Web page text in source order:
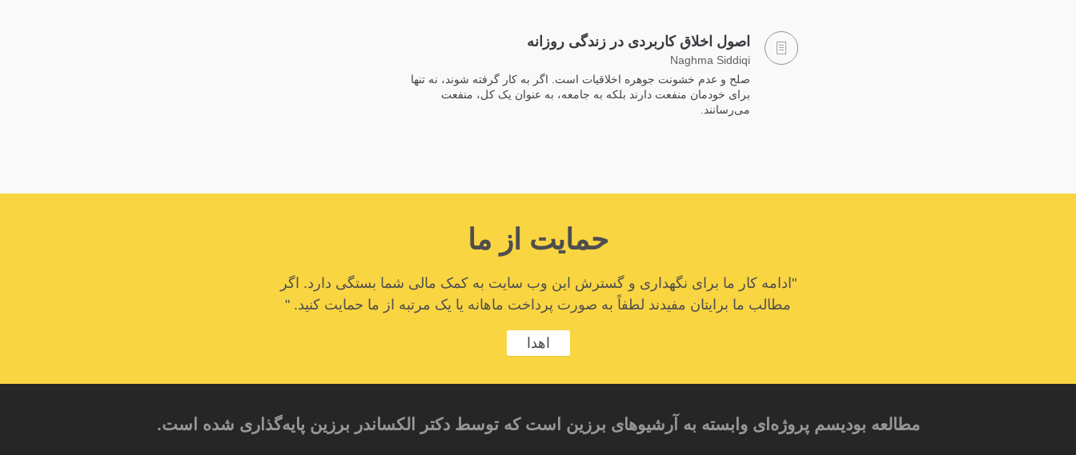
اصول اخلاق کاربردی در زندگی روزانه
Naghma Siddiqi
صلح و عدم خشونت جوهره اخلاقیات است. اگر به کار گرفته شوند، نه تنها
برای خودمان منفعت دارند بلکه به جامعه، به عنوان یک کل، منفعت
می‌رسانند.
حمایت از ما
"ادامه کار ما برای نگهداری و گسترش این وب سایت به کمک مالی شما بستگی دارد. اگر
مطالب ما برایتان مفیدند لطفاً به صورت پرداخت ماهانه یا یک مرتبه از ما حمایت کنید. "
اهدا
مطالعه بودیسم پروژه‌ای وابسته به آرشیوهای برزین است که توسط دکتر الکساندر برزین پایه‌گذاری شده است.